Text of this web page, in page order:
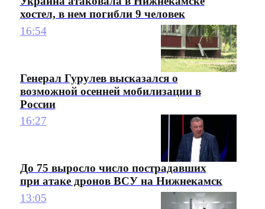
хостел, в нем погибли 9 человек
16:54
Генерал Гурулев высказался о
возможной осенней мобилизации в
России
16:27
До 75 выросло число пострадавших
при атаке дронов ВСУ на Нижнекамск
13:05